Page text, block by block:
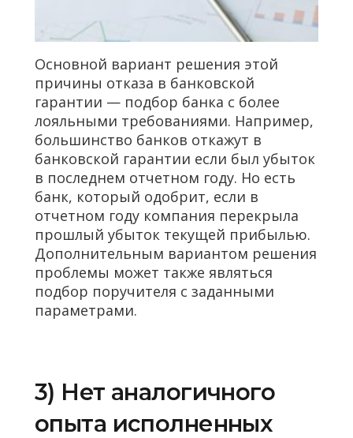
Основной вариант решения этой
причины отказа в банковской
гарантии — подбор банка с более
лояльными требованиями. Например,
большинство банков откажут в
банковской гарантии если был убыток
в последнем отчетном году. Но есть
банк, который одобрит, если в
отчетном году компания перекрыла
прошлый убыток текущей прибылью.
Дополнительным вариантом решения
проблемы может также являться
подбор поручителя с заданными
параметрами.
3) Нет аналогичного
опыта исполненных